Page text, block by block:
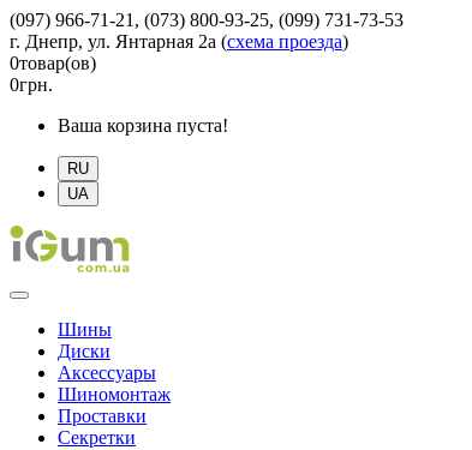
(097) 966-71-21, (073) 800-93-25, (099) 731-73-53
г. Днепр, ул. Янтарная 2а (схема проезда)
0товар(ов)
0грн.
Ваша корзина пуста!
RU
UA
Шины
Диски
Аксессуары
Шиномонтаж
Проставки
Секретки